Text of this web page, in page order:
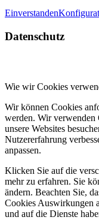
Einverstanden
Datenschutz
Wie wir Cookies
Wir können Cookies
werden. Wir verwenden
unsere Websites
Nutzererfahrung
anpassen.
Klicken Sie auf die
mehr zu erfahren. Sie
ändern. Beachten Sie,
Cookies Auswirkungen
und auf die Dienste